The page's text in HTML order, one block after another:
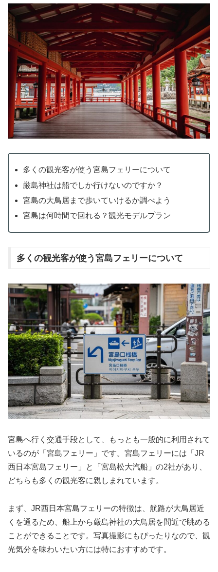
多くの観光客が使う宮島フェリーについて
厳島神社は船でしか行けないのですか？
宮島の大鳥居まで歩いていけるか調べよう
宮島は何時間で回れる？観光モデルプラン
多くの観光客が使う宮島フェリーについて
宮島へ行く交通手段として、もっとも一般的に利用されて
いるのが「宮島フェリー」です。宮島フェリーには「JR
西日本宮島フェリー」と「宮島松大汽船」の2社があり、
どちらも多くの観光客に親しまれています。
まず、JR西日本宮島フェリーの特徴は、航路が大鳥居近
くを通るため、船上から厳島神社の大鳥居を間近で眺める
ことができることです。写真撮影にもぴったりなので、観
光気分を味わいたい方には特におすすめです。